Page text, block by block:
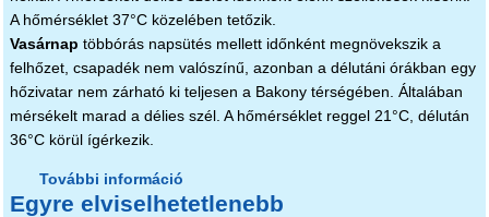
A hőmérséklet 37°C közelében tetőzik.
Vasárnap többórás napsütés mellett időnként megnövekszik a
felhőzet, csapadék nem valószínű, azonban a délutáni órákban egy
hőzivatar nem zárható ki teljesen a Bakony térségében. Általában
mérsékelt marad a délies szél. A hőmérséklet reggel 21°C, délután
36°C körül ígérkezik.
További információ
kapcsolatosan
Egyre elviselhetetlenebb